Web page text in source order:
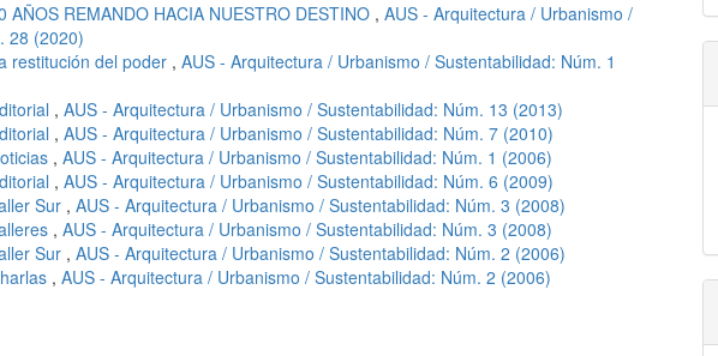
AÑOS REMANDO HACIA NUESTRO DESTINO , AUS - Arquitectura / Urbanismo /
28 (2020)
restitución del poder , AUS - Arquitectura / Urbanismo / Sustentabilidad: Núm. 1
, AUS - Arquitectura / Urbanismo / Sustentabilidad: Núm. 13 (2013)
, AUS - Arquitectura / Urbanismo / Sustentabilidad: Núm. 7 (2010)
, AUS - Arquitectura / Urbanismo / Sustentabilidad: Núm. 1 (2006)
, AUS - Arquitectura / Urbanismo / Sustentabilidad: Núm. 6 (2009)
Sur , AUS - Arquitectura / Urbanismo / Sustentabilidad: Núm. 3 (2008)
, AUS - Arquitectura / Urbanismo / Sustentabilidad: Núm. 3 (2008)
Sur , AUS - Arquitectura / Urbanismo / Sustentabilidad: Núm. 2 (2006)
, AUS - Arquitectura / Urbanismo / Sustentabilidad: Núm. 2 (2006)